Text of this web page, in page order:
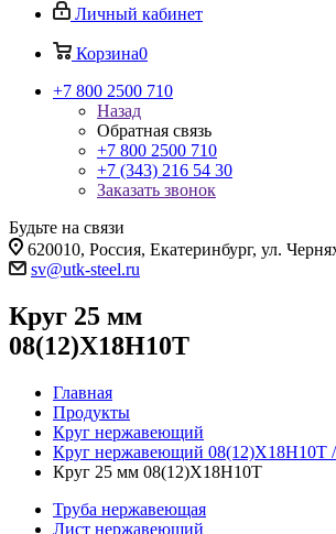
Личный кабинет
Корзина0
+7 800 2500 710
Назад
Обратная связь
+7 800 2500 710
+7 (343) 216 54 30
Заказать звонок
Будьте на связи
620010, Россия, Екатеринбург, ул.
sv@utk-steel.ru
Круг 25 мм
08(12)Х18Н10Т
Главная
Продукты
Круг нержавеющий
Круг нержавеющий 08(12)Х18Н10Т
Круг 25 мм 08(12)Х18Н10Т
Труба нержавеющая
Лист нержавеющий